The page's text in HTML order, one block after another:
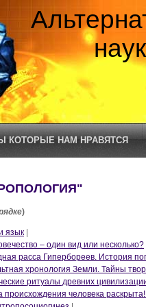
КОТОРЫЕ НАМ НРАВЯТСЯ
)
язык
– один вид или несколько?
расса Гипербореев. История
хронология Земли. Тайны
ритуалы древних
происхождения человека